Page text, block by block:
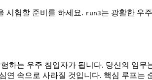
시험할 준비를 하세요. run3는 광활한 우
하는 우주 침입자가 됩니다. 당신의 임무
속으로 사라질 것입니다. 핵심 루프는